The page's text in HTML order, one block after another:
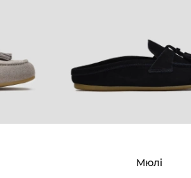
Мюлі
Вакансії та Робота